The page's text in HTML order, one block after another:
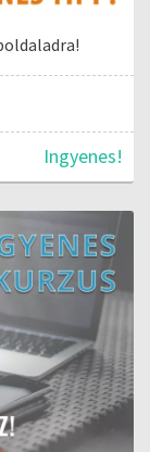
Ingyenes!